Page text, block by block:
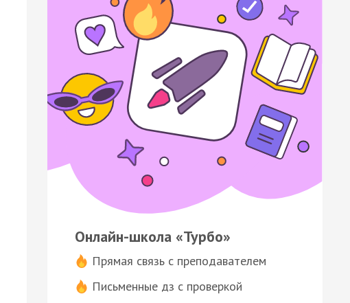
Онлайн-школа «Турбо»
Прямая связь с преподавателем
Письменные дз с проверкой